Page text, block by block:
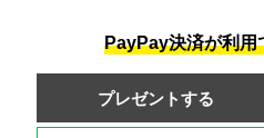
PayPay決済が利用
プレゼントする